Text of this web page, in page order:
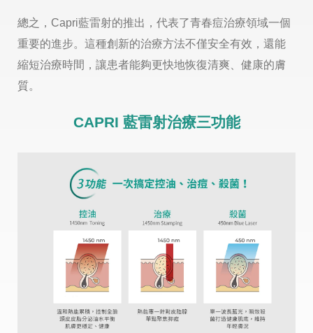
總之，Capri藍雷射的推出，代表了青春痘治療領域一個
重要的進步。這種創新的治療方法不僅安全有效，還能
縮短治療時間，讓患者能夠更快地恢復清爽、健康的膚
質。
CAPRI 藍雷射治療三功能